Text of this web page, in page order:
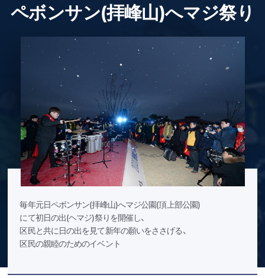
ペボンサン(拝峰山)へマジ祭り
毎年元日ペボンサン(拝峰山)へマジ公園(頂上部公園)
にて初日の出(ヘマジ)祭りを開催し、
区民と共に日の出を見て新年の願いをささげる、
区民の親睦のためのイベント